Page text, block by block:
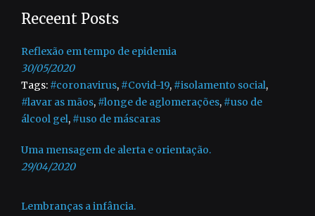
Receent Posts
Reflexão em tempo de epidemia
30/05/2020
Tags: #coronavirus, #Covid-19, #isolamento social,
#lavar as mãos, #longe de aglomerações, #uso de
álcool gel, #uso de máscaras
Uma mensagem de alerta e orientação.
29/04/2020
Lembranças a infância.